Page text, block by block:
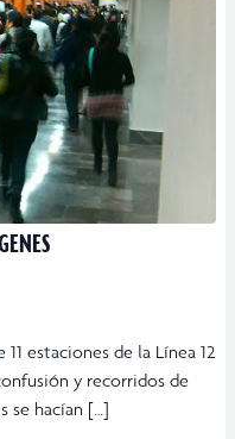
estaciones de la Línea 12
y recorridos de
se hacían […]